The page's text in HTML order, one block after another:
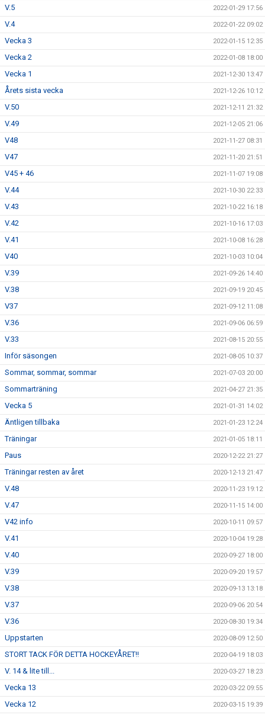
V.5 2022-01-29 17:56
V.4 2022-01-22 09:02
Vecka 3 2022-01-15 12:35
Vecka 2 2022-01-08 18:00
Vecka 1 2021-12-30 13:47
Årets sista vecka 2021-12-26 10:12
V.50 2021-12-11 21:32
V.49 2021-12-05 21:06
V48 2021-11-27 08:31
V47 2021-11-20 21:51
V45 + 46 2021-11-07 19:08
V.44 2021-10-30 22:33
V.43 2021-10-22 16:18
V.42 2021-10-16 17:03
V.41 2021-10-08 16:28
V40 2021-10-03 10:04
V.39 2021-09-26 14:40
V.38 2021-09-19 20:45
V37 2021-09-12 11:08
V.36 2021-09-06 06:59
V.33 2021-08-15 20:55
Inför säsongen 2021-08-05 10:37
Sommar, sommar, sommar 2021-07-03 20:00
Sommarträning 2021-04-27 21:35
Vecka 5 2021-01-31 14:02
Äntligen tillbaka 2021-01-23 12:24
Träningar 2021-01-05 18:11
Paus 2020-12-22 21:27
Träningar resten av året 2020-12-13 21:47
V.48 2020-11-23 19:12
V.47 2020-11-15 14:00
V42 info 2020-10-11 09:57
V.41 2020-10-04 19:28
V.40 2020-09-27 18:00
V.39 2020-09-20 19:57
V.38 2020-09-13 13:18
V.37 2020-09-06 20:54
V.36 2020-08-30 19:34
Uppstarten 2020-08-09 12:50
STORT TACK FÖR DETTA HOCKEYÅRET!! 2020-04-19 18:03
V. 14 & lite till... 2020-03-27 18:23
Vecka 13 2020-03-22 09:55
Vecka 12 2020-03-15 19:39